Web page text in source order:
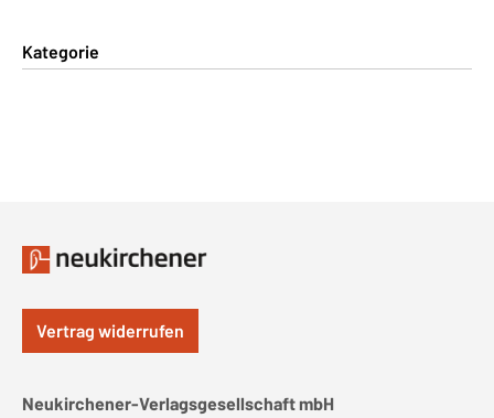
Kategorie
Vertrag widerrufen
Neukirchener-Verlagsgesellschaft mbH